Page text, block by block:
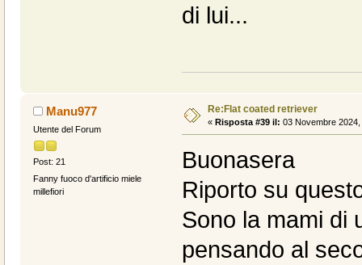
di lui...
Manu977
Utente del Forum
Post: 21
Fanny fuoco d'artificio miele
millefiori
Re:Flat coated retriever
« Risposta #39 il: 03 Novembre
Buonasera
Riporto su
Sono la mami di
pensando al